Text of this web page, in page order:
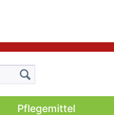
Pflegemittel